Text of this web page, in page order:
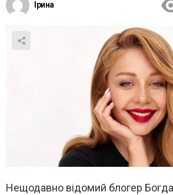
Ірина
Нещодавно відомий блогер